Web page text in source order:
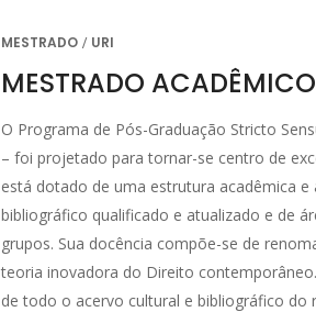
MESTRADO URI
MESTRADO
O Programa de Pós-Graduação Stricto
– foi projetado para tornar-se centro de
está dotado de uma estrutura acadêmica
bibliográfico qualificado e atualizado e de
grupos. Sua docência compõe-se de
teoria inovadora do Direito
de todo o acervo cultural e bibliográfico